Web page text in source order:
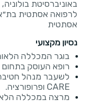
באוניברסיטת
לרפואה אסתטית
אסתטית
נסיון מקצועי
בוגר המכללה
רופא העוסק
לשעבר מנהל
CARE ופרופורציה.
מרצה במכללה